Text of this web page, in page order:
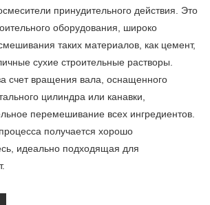
принудительного действия. Это
оборудования, широко
таких материалов, как цемент,
сухие строительные растворы.
счет вращения вала, оснащенного
цилиндра или канавки,
перемешивание всех ингредиентов.
получается хорошо
идеально подходящая для